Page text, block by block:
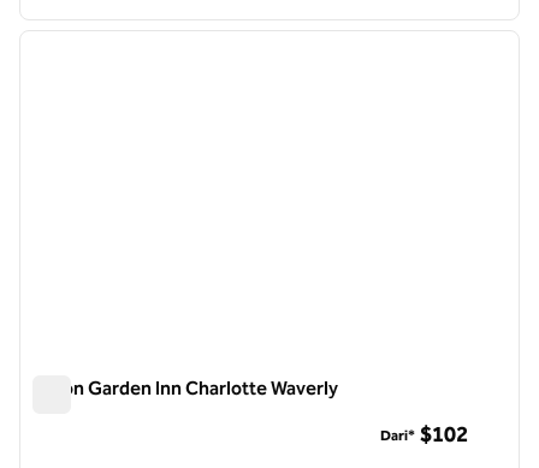
1 dari 12
Hilton Garden Inn Charlotte Waverly
Dari* $102